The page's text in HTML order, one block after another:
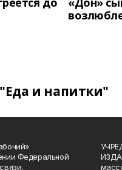
и напитки"
Федеральной